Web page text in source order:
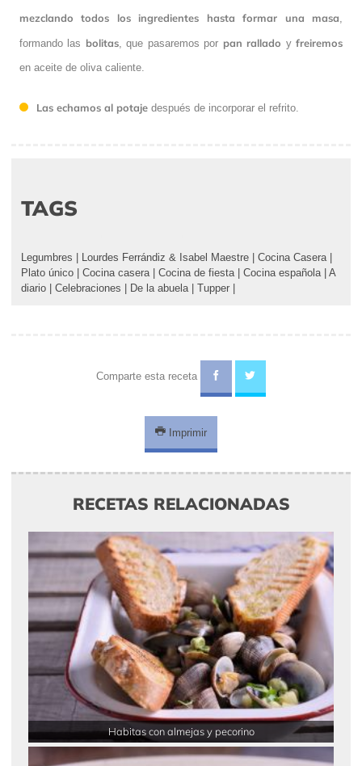
mezclando todos los ingredientes hasta formar una masa,
formando las bolitas, que pasaremos por pan rallado yfreiremos
en aceite de oliva caliente.
Las echamos al potaje después de incorporar el refrito.
TAGS
Legumbres Lourdes Ferrándiz & Isabel Maestre Cocina Casera|
Plato único
Cocina casera| Cocina de fiesta| Cocina española| A
diario
Celebraciones De la abuela| Tupper
Comparte esta receta
Imprimir
RECETAS RELACIONADAS
Habitas con almejas y pecorino